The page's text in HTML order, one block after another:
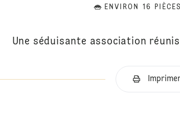
ENVIRON 16 PIÈCES
Une séduisante association